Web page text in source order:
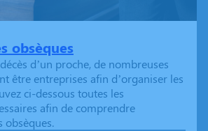
obsèques
d’un proche, de nombreuses
être entreprises afin d’organiser les
ci-dessous toutes les
afin de comprendre
obsèques.